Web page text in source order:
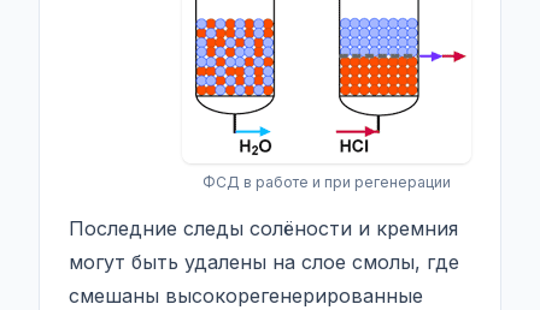
ФСД в работе и при регенерации
Последние следы солёности и кремния
могут быть удалены на слое смолы, где
смешаны высокорегенерированные